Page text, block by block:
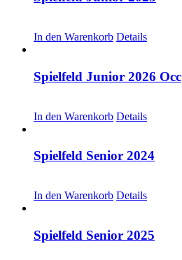
In den Warenkorb Details
Spielfeld Junior 2026 Occ
In den Warenkorb Details
Spielfeld Senior 2024
In den Warenkorb Details
Spielfeld Senior 2025